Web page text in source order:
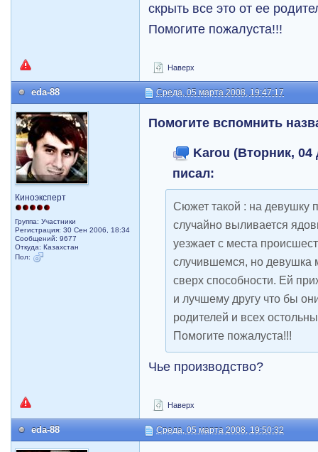
скрыть все это от ее
Помогите пожалуста!!!
Наверх
eda-88 Среда, 05 марта 2008, 19:47:17
Киноэксперт
Группа: Участники
Регистрация: 30 Сен 2006, 18:34
Сообщений: 9677
Откуда: Казахстан
Пол:
Помогите вспомнить
Karou (Вторник, 04
писал:
Сюжет такой : на девушку
случайно выливается
уезжает с места
случившемся, но девушка
сверх способности. Ей
и лучшему другу что бы
родителей и всех
Помогите пожалуста!!!
Чье производство?
Наверх
eda-88 Среда, 05 марта 2008, 19:50:32